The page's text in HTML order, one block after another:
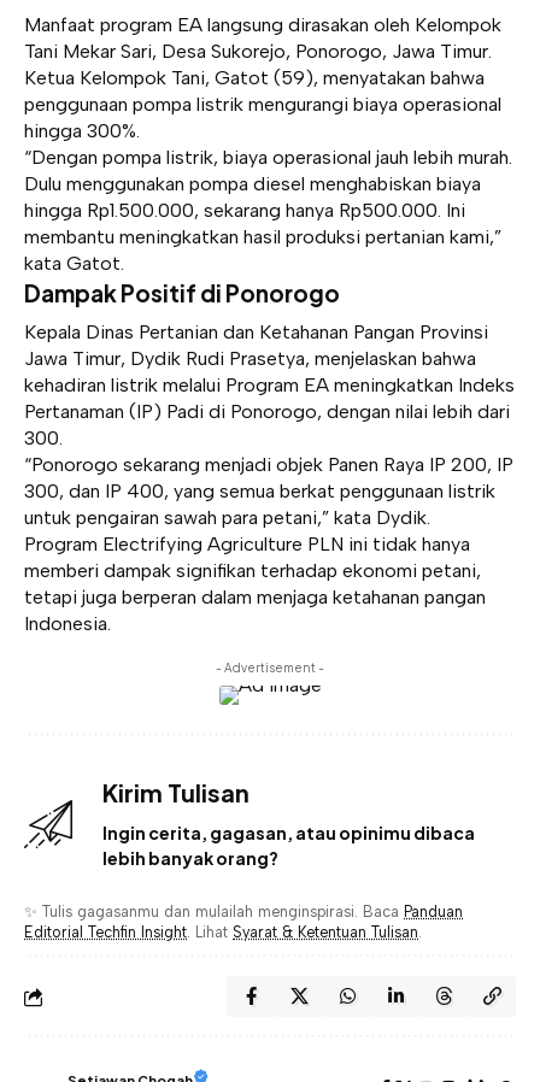
Manfaat program EA langsung dirasakan oleh Kelompok
Tani Mekar Sari, Desa Sukorejo, Ponorogo, Jawa Timur.
Ketua Kelompok Tani, Gatot (59), menyatakan bahwa
penggunaan pompa listrik mengurangi biaya operasional
hingga 300%.
“Dengan pompa listrik, biaya operasional jauh lebih murah.
Dulu menggunakan pompa diesel menghabiskan biaya
hingga Rp1.500.000, sekarang hanya Rp500.000. Ini
membantu meningkatkan hasil produksi pertanian kami,”
kata Gatot.
Dampak Positif di Ponorogo
Kepala Dinas Pertanian dan Ketahanan Pangan Provinsi
Jawa Timur, Dydik Rudi Prasetya, menjelaskan bahwa
kehadiran listrik melalui Program EA meningkatkan Indeks
Pertanaman (IP) Padi di Ponorogo, dengan nilai lebih dari
300.
“Ponorogo sekarang menjadi objek Panen Raya IP 200, IP
300, dan IP 400, yang semua berkat penggunaan listrik
untuk pengairan sawah para petani,” kata Dydik.
Program Electrifying Agriculture PLN ini tidak hanya
memberi dampak signifikan terhadap ekonomi petani,
tetapi juga berperan dalam menjaga ketahanan pangan
Indonesia.
- Advertisement -
Kirim Tulisan
Ingin cerita, gagasan, atau opinimu dibaca
lebih banyak orang?
✨ Tulis gagasanmu dan mulailah menginspirasi. Baca Panduan
Editorial Techfin Insight. Lihat Syarat & Ketentuan Tulisan.